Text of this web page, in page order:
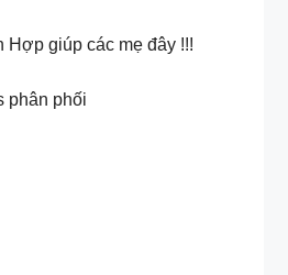
Hợp giúp các mẹ đây !!!
phân phối